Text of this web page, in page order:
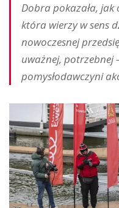
Dobra pokazała, jak
która wierzy w sens
nowoczesnej
uważnej, potrzebnej
pomysłodawczyni